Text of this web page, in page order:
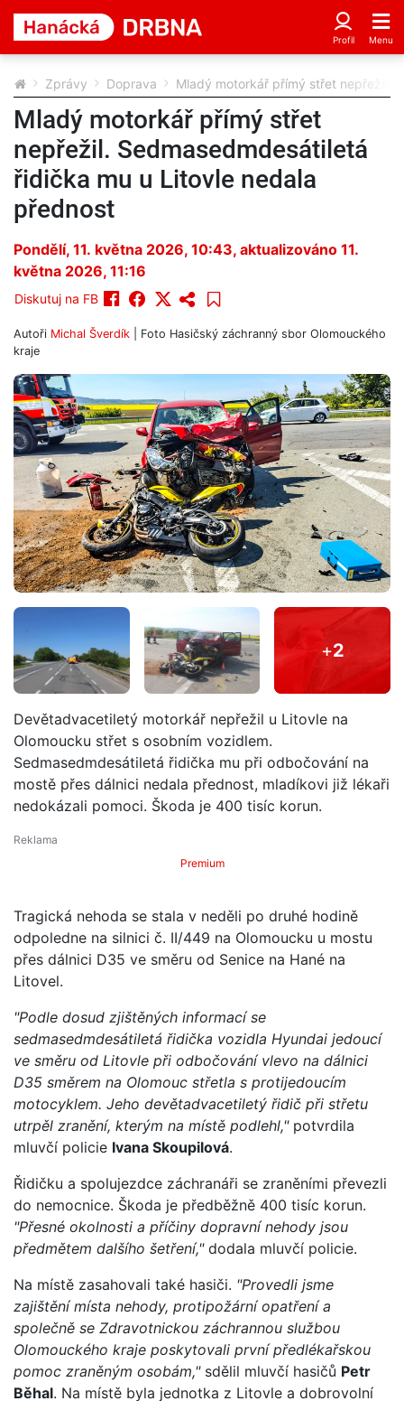
Zprávy Doprava Mladý motorkář přímý střet nepřežil.
Mladý motorkář přímý střet
nepřežil. Sedmasedmdesátiletá
řidička mu u Litovle nedala
přednost
Pondělí, 11. května 2026, 10:43, aktualizováno 11.
května 2026, 11:16
Diskutuj na FB
Autoři Michal Šverdík | Foto Hasičský záchranný sbor Olomouckého
kraje
+2
Devětadvacetiletý motorkář nepřežil u Litovle na
Olomoucku střet s osobním vozidlem.
Sedmasedmdesátiletá řidička mu při odbočování na
mostě přes dálnici nedala přednost, mladíkovi již lékaři
nedokázali pomoci. Škoda je 400 tisíc korun.
Premium
Tragická nehoda se stala v neděli po druhé hodině
odpoledne na silnici č. II/449 na Olomoucku u mostu
přes dálnici D35 ve směru od Senice na Hané na
Litovel.
"Podle dosud zjištěných informací se
sedmasedmdesátiletá řidička vozidla Hyundai jedoucí
ve směru od Litovle při odbočování vlevo na dálnici
D35 směrem na Olomouc střetla s protijedoucím
motocyklem. Jeho devětadvacetiletý řidič při střetu
utrpěl zranění, kterým na místě podlehl,"potvrdila
mluvčí policie Ivana Skoupilová.
Řidičku a spolujezdce záchranáři se zraněními převezli
do nemocnice. Škoda je předběžně 400 tisíc korun.
"Přesné okolnosti a příčiny dopravní nehody jsou
předmětem dalšího šetření,"dodala mluvčí policie.
Na místě zasahovali také hasiči. "Provedli jsme
zajištění místa nehody, protipožární opatření a
společně se Zdravotnickou záchrannou službou
Olomouckého kraje poskytovali první předlékařskou
pomoc zraněným osobám," sdělil mluvčí hasičů Petr
Běhal. Na místě byla jednotka z Litovle a dobrovolní